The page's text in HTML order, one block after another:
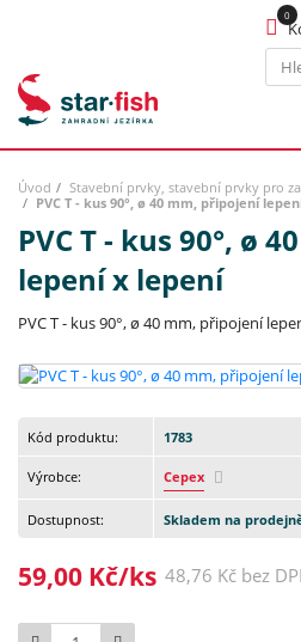
Úvod
Stavební prvky, stavební prvky pro
PVC T - kus 90°, ø 40 mm, připojení
PVC T - kus 90°, ø
lepení x lepení
PVC T - kus 90°, ø 40 mm, připojení
Kód produktu: 1783
Výrobce: Cepex
Dostupnost: Skladem na
59,00 Kč/ks 48,76 Kč bez
Počet